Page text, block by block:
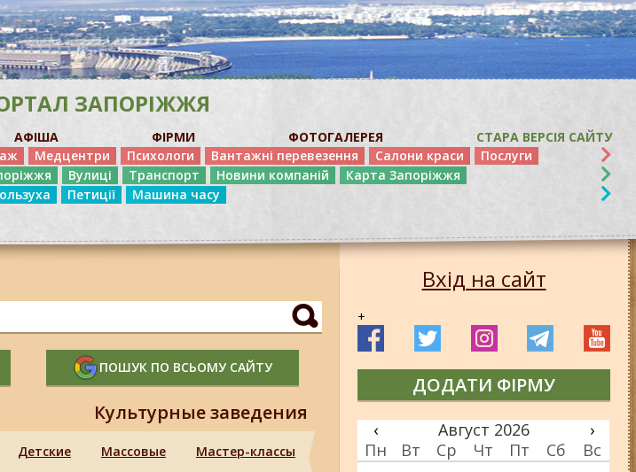
ЗАПОРІЖЖЯ
АФІША ФІРМИ ФОТОГАЛЕРЕЯ
СТАРА ВЕРСІЯ САЙТУ
Медцентри Психологи Вантажні перевезення Салони краси
Послуги
Вулиці Транспорт Новини компаній
Карта Запоріжжя
Петиції Машина часу
ПОШУК ПО ВСЬОМУ САЙТУ
Культурные заведения
Детские Массовые
Мастер-классы
Вхід на сайт
+
ДОДАТИ ФІРМУ
‹ Август 2026
›
Пн
Вт Ср Чт Пт Сб Вс